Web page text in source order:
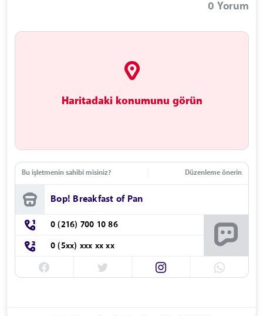
0 Yorum
Haritadaki konumunu görün
Bu işletmenin sahibi misiniz? Düzenleme önerin
Bop! Breakfast of Pan
0 (216) 700 10 86
0 (5xx) xxx xx xx